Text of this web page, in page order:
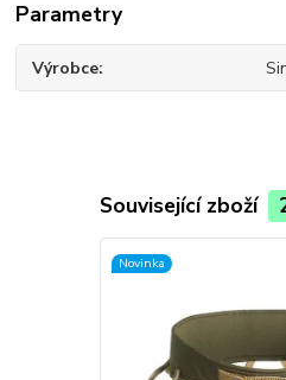
Parametry
Výrobce
Související zboží
Novinka